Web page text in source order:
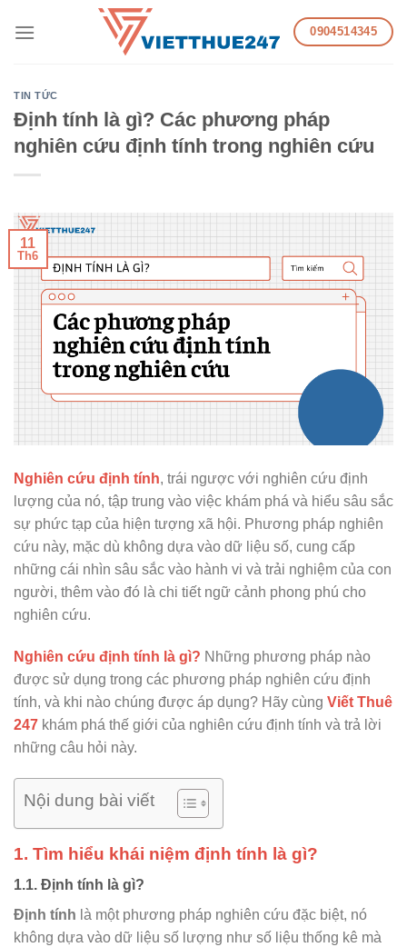
0904514345
TIN TỨC
Định tính là gì? Các phương pháp
nghiên cứu định tính trong nghiên cứu
11
Th6
Nghiên cứu định tính, trái ngược với nghiên cứu định
lượng của nó, tập trung vào việc khám phá và hiểu sâu sắc
sự phức tạp của hiện tượng xã hội. Phương pháp nghiên
cứu này, mặc dù không dựa vào dữ liệu số, cung cấp
những cái nhìn sâu sắc vào hành vi và trải nghiệm của con
người, thêm vào đó là chi tiết ngữ cảnh phong phú cho
nghiên cứu.
Nghiên cứu định tính là gì? Những phương pháp nào
được sử dụng trong các phương pháp nghiên cứu định
tính, và khi nào chúng được áp dụng? Hãy cùng Viết Thuê
247 khám phá thế giới của nghiên cứu định tính và trả lời
những câu hỏi này.
Nội dung bài viết
1. Tìm hiểu khái niệm định tính là gì?
1.1. Định tính là gì?
Định tính là một phương pháp nghiên cứu đặc biệt, nó
không dựa vào dữ liệu số lượng như số liệu thống kê mà